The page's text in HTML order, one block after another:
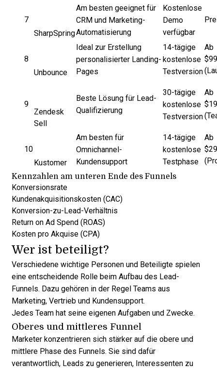
7
SharpSpring
Am besten geeignet für
CRM und Marketing-
Automatisierung
Kostenlose
Demo
verfügbar
8
Unbounce
Ideal zur Erstellung
personalisierter Landing-
Pages
14-tägige
kostenlose
Testversion
Ab
9
Zendesk
Sell
Beste Lösung für Lead-
Qualifizierung
30-tägige
kostenlose
Testversion
Ab
10
Kustomer
Am besten für
Omnichannel-
Kundensupport
14-tägige
kostenlose
Testphase
Ab
Kennzahlen am unteren Ende des Funnels
Konversionsrate
Kundenakquisitionskosten (CAC)
Konversion-zu-Lead-Verhältnis
Return on Ad Spend (ROAS)
Kosten pro Akquise (CPA)
Wer ist beteiligt?
Verschiedene wichtige Personen und Beteiligte spielen
eine entscheidende Rolle beim Aufbau des Lead-
Funnels. Dazu gehören in der Regel Teams aus
Marketing, Vertrieb und Kundensupport.
Jedes Team hat seine eigenen Aufgaben und Zwecke.
Oberes und mittleres Funnel
Marketer konzentrieren sich stärker auf die obere und
mittlere Phase des Funnels. Sie sind dafür
verantwortlich, Leads zu generieren, Interessenten zu